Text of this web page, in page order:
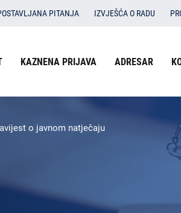
PITANJA IZVJEŠĆA O RADU
odvjetništvu
prijava
KAZNENA PRIJAVA ADRESAR
o javnom natječaju